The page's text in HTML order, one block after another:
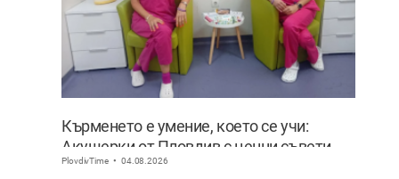
Кърменето е умение, което се учи:
Акушерки от Пловдив с ценни съвети
към младите майки
PlovdivTime 04.08.2026